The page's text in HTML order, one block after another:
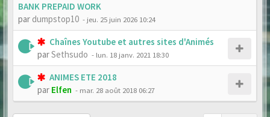
BANK PREPAID WORK
par dumpstop10 - jeu. 25 juin 2026 10:24
Chaînes Youtube et autres sites d'Animés
parSethsudo - lun. 18 janv. 2021 18:30
ANIMES ETE 2018
par Elfen - mar. 28 août 2018 06:27